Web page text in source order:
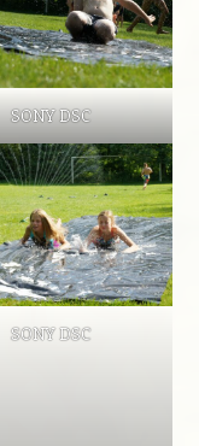
SONY DSC
SONY DSC